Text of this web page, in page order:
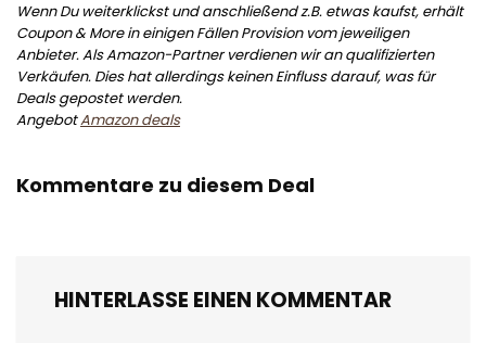
Wenn Du weiterklickst und anschließend z.B. etwas kaufst, erhält
Coupon & More in einigen Fällen Provision vom jeweiligen
Anbieter. Als Amazon-Partner verdienen wir an qualifizierten
Verkäufen. Dies hat allerdings keinen Einfluss darauf, was für
Deals gepostet werden.
AngebotAmazon deals
Kommentare zu diesem Deal
HINTERLASSE EINEN KOMMENTAR